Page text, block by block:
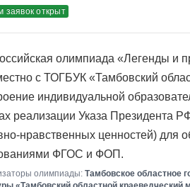
заявок открыт
олимпиада «Легенды и
с ТОГБУК «Тамбовский
индивидуальной
реализации Указа Президента
нравственных ценностей) для
ФГОС и ФОП.
олимпиады: Тамбовское областное